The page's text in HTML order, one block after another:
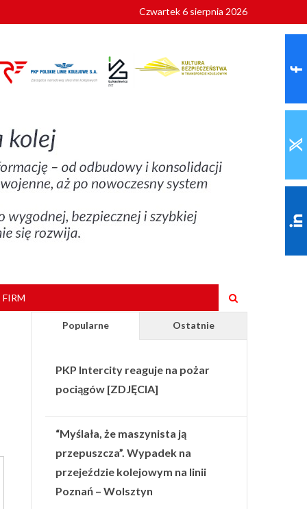
roku
Czwartek 6 sierpnia 2026
Popularne Ostatnie
PKP Intercity reaguje na pożar
pociągów [ZDJĘCIA]
“Myślała, że maszynista ją
przepuszcza”. Wypadek na
przejeździe kolejowym na linii
Poznań – Wolsztyn